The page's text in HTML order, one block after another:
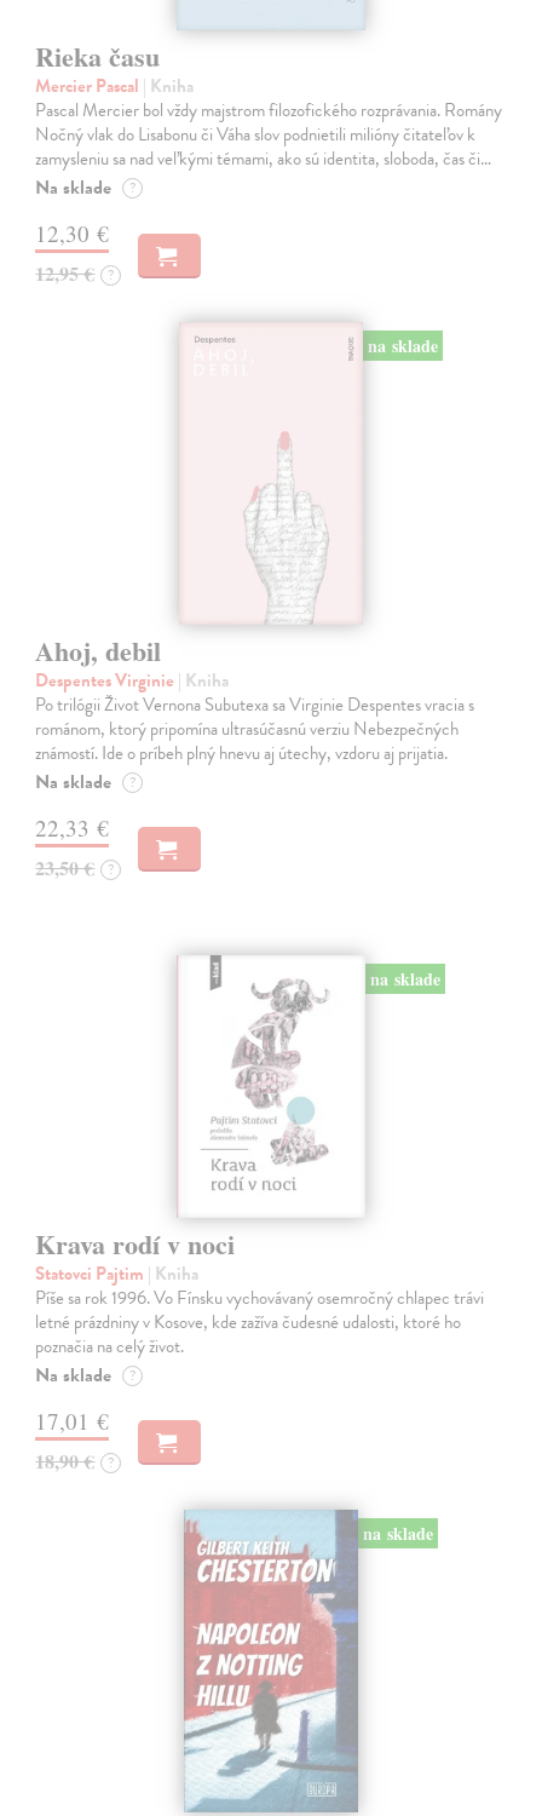
Rieka času
Mercier Pascal | Kniha
Pascal Mercier bol vždy majstrom filozofického rozprávania. Romány
Nočný vlak do Lisabonu či Váha slov podnietili milióny čitateľov k
zamysleniu sa nad veľkými témami, ako sú identita, sloboda, čas či…
Na sklade ?
12,30 €
12,95 € ?
na sklade
Ahoj, debil
Despentes Virginie | Kniha
Po trilógii Život Vernona Subutexa sa Virginie Despentes vracia s
románom, ktorý pripomína ultrasúčasnú verziu Nebezpečných
známostí. Ide o príbeh plný hnevu aj útechy, vzdoru aj prijatia.
Na sklade ?
22,33 €
23,50 € ?
na sklade
Krava rodí v noci
Statovci Pajtim | Kniha
Píše sa rok 1996. Vo Fínsku vychovávaný osemročný chlapec trávi
letné prázdniny v Kosove, kde zažíva čudesné udalosti, ktoré ho
poznačia na celý život.
Na sklade ?
17,01 €
18,90 € ?
na sklade